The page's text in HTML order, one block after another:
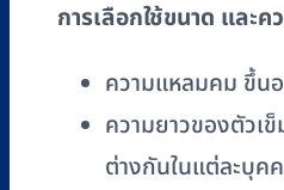
การเลือกใช้ขนาด และ
ความแหลมคม ขึ้น
ความยาวของตัวเ
ต่างกันในแต่ละบุค